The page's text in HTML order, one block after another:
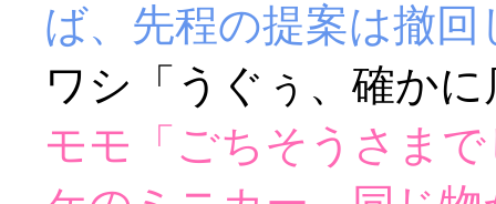
ば、先程の提案は撤
ワシ「うぐぅ、確か
モモ「ごちそうさま